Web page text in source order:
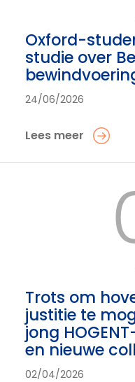
Oxford-
studie over
24/06/2026
Lees meer
Trots om
justitie te
jong
en nieuwe
02/04/2026